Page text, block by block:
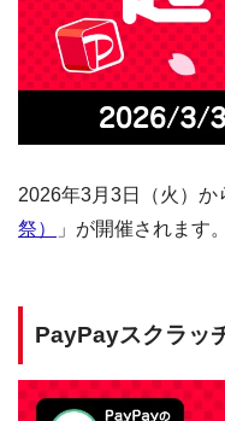
2026年3月3日（火）か
祭）
」が開催されます。
PayPayスクラッ